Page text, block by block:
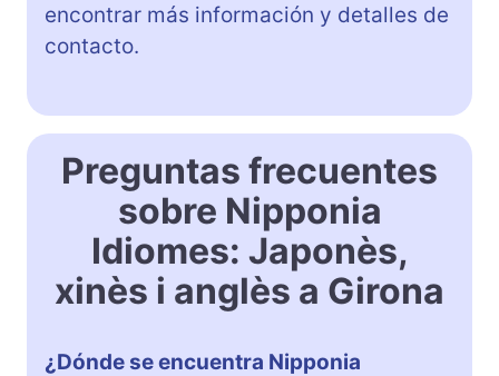
encontrar más información y detalles de
contacto.
Preguntas frecuentes
sobre Nipponia
Idiomes: Japonès,
xinès i anglès a Girona
¿Dónde se encuentra Nipponia